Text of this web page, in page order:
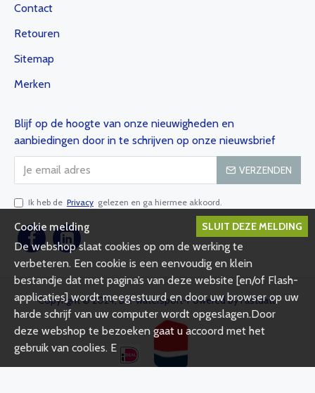
Contact
Retouren
Sitemap
Merken
Blijf op de hoogte van onze nieuwigheden en
aanbiedingen door in te schrijven op onze nieuwsbrief
VERZENDEN
Ik heb de Privacy gelezen en ga hiermee akkoord.
Copyright © 2024, Bsl-watersport-Powered by Fastdata
SLUIT DEZE MELDING
Cookie melding
De webshop slaat cookies op om de werking te
verbeteren. Een cookie is een eenvoudig en klein
bestandje dat met pagina’s van deze website [en/of Flash-
applicaties] wordt meegestuurd en door uw browser op uw
harde schrijf van uw computer wordt opgeslagen.Door
deze webshop te bezoeken gaat u accoord met het
gebruik van coolies. E